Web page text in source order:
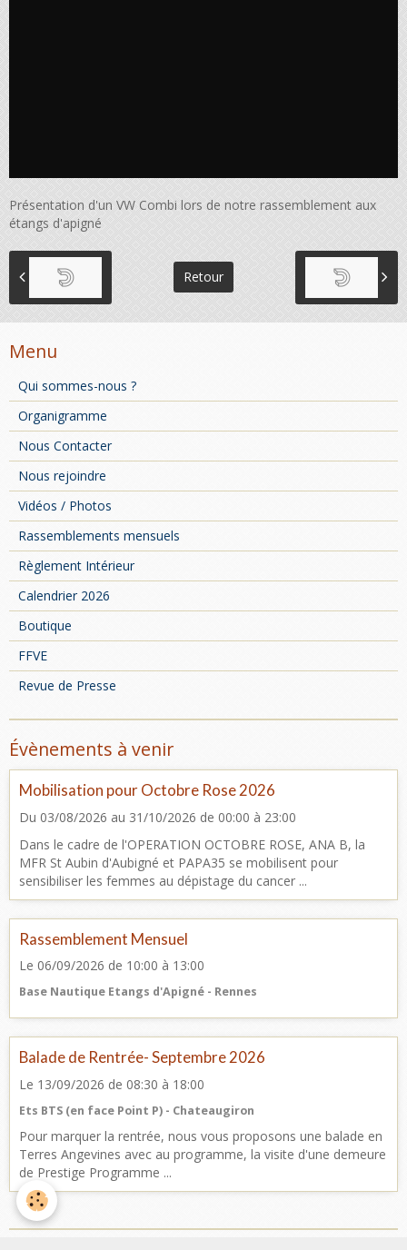
Présentation d'un VW Combi lors de notre rassemblement aux
étangs d'apigné
Retour
Menu
Qui sommes-nous ?
Organigramme
Nous Contacter
Nous rejoindre
Vidéos / Photos
Rassemblements mensuels
Règlement Intérieur
Calendrier 2026
Boutique
FFVE
Revue de Presse
Évènements à venir
Mobilisation pour Octobre Rose 2026
Du 03/08/2026 au 31/10/2026 de 00:00 à 23:00
Dans le cadre de l'OPERATION OCTOBRE ROSE, ANA B, la
MFR St Aubin d'Aubigné et PAPA35 se mobilisent pour
sensibiliser les femmes au dépistage du cancer ...
Rassemblement Mensuel
Le 06/09/2026 de 10:00 à 13:00
Base Nautique Etangs d'Apigné - Rennes
Balade de Rentrée- Septembre 2026
Le 13/09/2026 de 08:30 à 18:00
Ets BTS (en face Point P) - Chateaugiron
Pour marquer la rentrée, nous vous proposons une balade en
Terres Angevines avec au programme, la visite d'une demeure
de Prestige Programme ...